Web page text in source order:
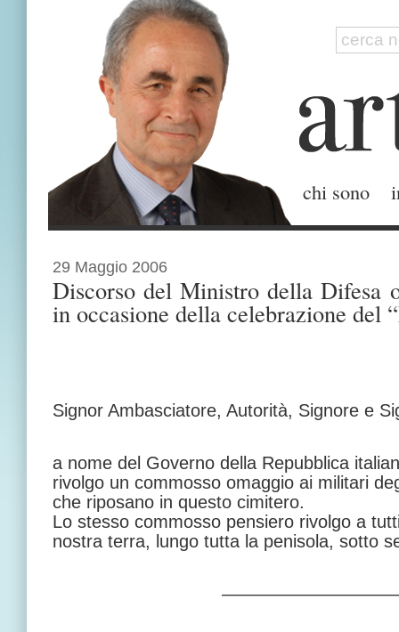
chi sono
29 Maggio 2006
Discorso del Ministro della Difesa
in occasione della celebrazione del
Signor Ambasciatore, Autorità, Signore e
a nome del Governo della Repubblica
rivolgo un commosso omaggio ai militari
che riposano in questo cimitero.
Lo stesso commosso pensiero rivolgo a
nostra terra, lungo tutta la penisola, sotto